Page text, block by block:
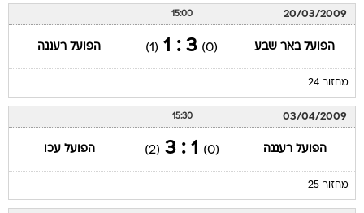
20/03/2009
15:00
הפועל באר שבע (0)
3 : 1
(1) הפועל רעננה
מחזור 24
03/04/2009
15:30
הפועל רעננה (0)
1 : 3
(2) הפועל עכו
מחזור 25